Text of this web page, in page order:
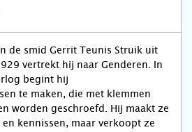
de smid Gerrit Teunis Struik uit
vertrekt hij naar Genderen. In
begint hij
te maken, die met klemmen
worden geschroefd. Hij maakt ze
kennissen, maar verkoopt ze